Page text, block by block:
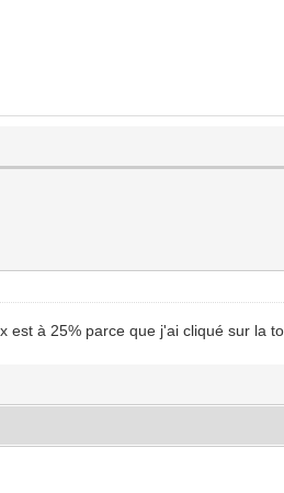
à 25% parce que j'ai cliqué sur la